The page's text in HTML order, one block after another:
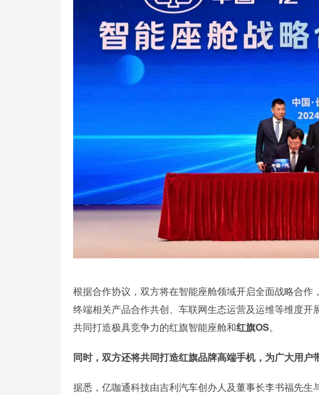
根据合作协议，双方将在智能座舱领域开启全面战略合
终端相关产品合作共创、车联网生态运营及运维等维度开
共同打造极具竞争力的红旗智能座舱和红旗OS。
同时，双方还将共同打造红旗品牌高端手机，为广大用户
据悉，亿咖通科技由吉利汽车创办人及董事长李书福先